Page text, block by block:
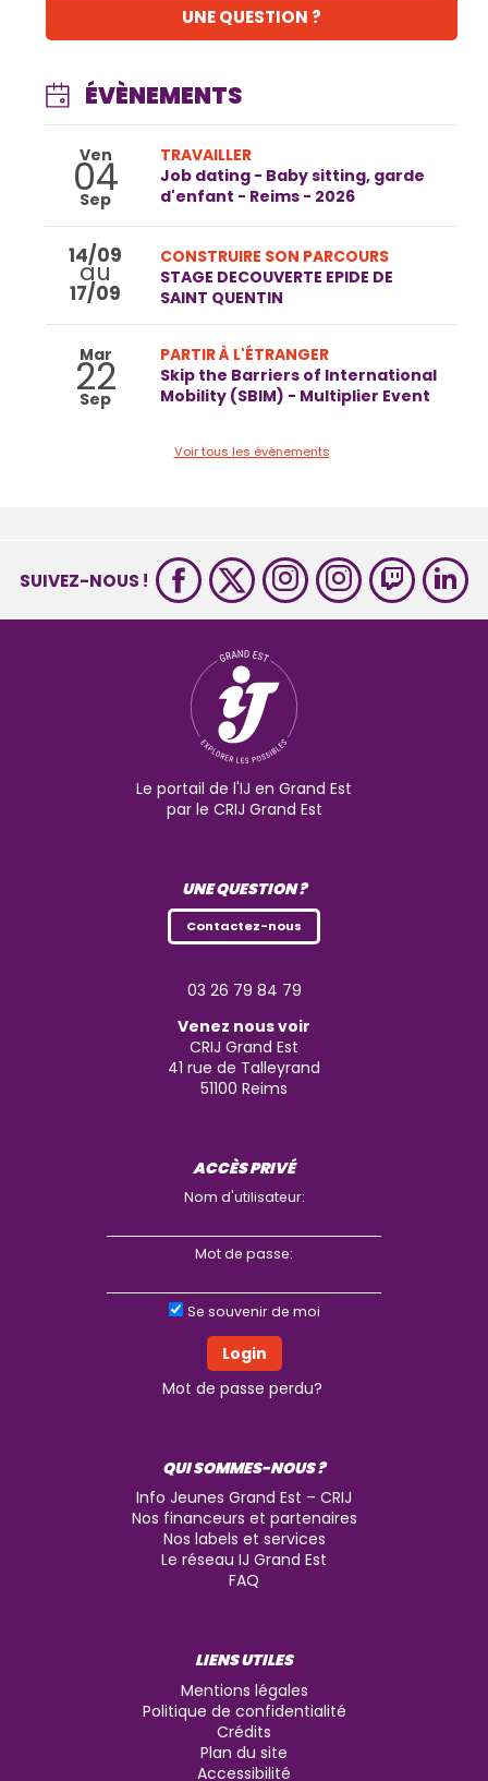
UNE QUESTION ?
ÉVÈNEMENTS
Ven
04
Sep
TRAVAILLER
Job dating - Baby sitting, garde
d'enfant - Reims - 2026
14/09
au
17/09
CONSTRUIRE SON PARCOURS
STAGE DECOUVERTE EPIDE DE
SAINT QUENTIN
Mar
22
Sep
PARTIR À L'ÉTRANGER
Skip the Barriers of International
Mobility (SBIM) - Multiplier Event
Voir tous les évènements
SUIVEZ-NOUS !
Le portail de l'IJ en Grand Est
par le CRIJ Grand Est
UNE QUESTION ?
Contactez-nous
03 26 79 84 79
Venez nous voir
CRIJ Grand Est
41 rue de Talleyrand
51100 Reims
ACCÈS PRIVÉ
Nom d'utilisateur:
Mot de passe:
Se souvenir de moi
Mot de passe perdu?
QUI SOMMES-NOUS ?
Info Jeunes Grand Est – CRIJ
Nos financeurs et partenaires
Nos labels et services
Le réseau IJ Grand Est
FAQ
LIENS UTILES
Mentions légales
Politique de confidentialité
Crédits
Plan du site
Accessibilité